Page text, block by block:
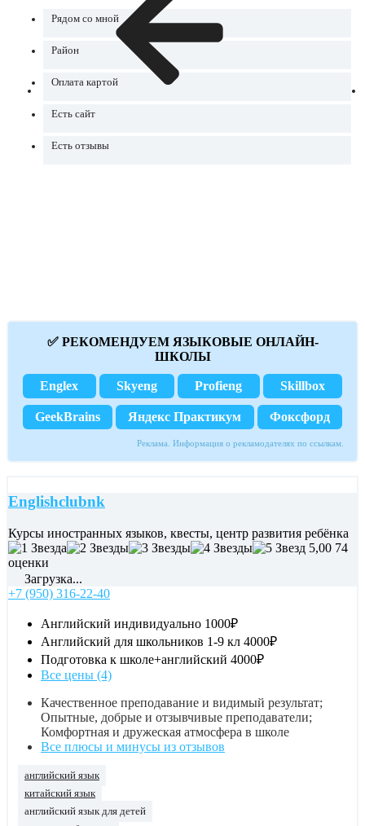
Рядом со мной
Район
Оплата картой
Есть сайт
Есть отзывы
✅ РЕКОМЕНДУЕМ ЯЗЫКОВЫЕ ОНЛАЙН-
ШКОЛЫ
Englex Skyeng Profieng Skillbox
GeekBrains Яндекс Практикум Фоксфорд
Реклама. Информация о рекламодателях по ссылкам.
Englishclubnk
Курсы иностранных языков, квесты, центр развития ребёнка
5,00 74
оценки
Загрузка...
+7 (950) 316-22-40
Английский индивидуально 1000₽
Английский для школьников 1-9 кл 4000₽
Подготовка к школе+английский 4000₽
Все цены (4)
Качественное преподавание и видимый результат;
Опытные, добрые и отзывчивые преподаватели;
Комфортная и дружеская атмосфера в школе
Все плюсы и минусы из отзывов
английский язык
китайский язык
английский язык для детей